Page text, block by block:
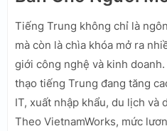
Tiếng Trung không chỉ là
mà còn là chìa khóa mở ra
giới công nghệ và kinh
thạo tiếng Trung đang tăng
IT, xuất nhập khẩu, du lịch và
Theo VietnamWorks, mức